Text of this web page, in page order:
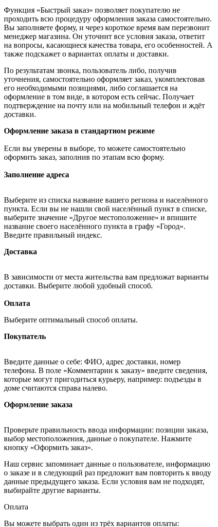
Функция «Быстрый заказ» позволяет покупателю не
проходить всю процедуру оформления заказа самостоятельно.
Вы заполняете форму, и через короткое время вам перезвонит
менеджер магазина. Он уточнит все условия заказа, ответит
на вопросы, касающиеся качества товара, его особенностей. А
также подскажет о вариантах оплаты и доставки.
По результатам звонка, пользователь либо, получив
уточнения, самостоятельно оформляет заказ, укомплектовав
его необходимыми позициями, либо соглашается на
оформление в том виде, в котором есть сейчас. Получает
подтверждение на почту или на мобильный телефон и ждёт
доставки.
Оформление заказа в стандартном режиме
Если вы уверены в выборе, то можете самостоятельно
оформить заказ, заполнив по этапам всю форму.
Заполнение адреса
Выберите из списка название вашего региона и населённого
пункта. Если вы не нашли свой населённый пункт в списке,
выберите значение «Другое местоположение» и впишите
название своего населённого пункта в графу «Город».
Введите правильный индекс.
Доставка
В зависимости от места жительства вам предложат варианты
доставки. Выберите любой удобный способ.
Оплата
Выберите оптимальный способ оплаты.
Покупатель
Введите данные о себе: ФИО, адрес доставки, номер
телефона. В поле «Комментарии к заказу» введите сведения,
которые могут пригодиться курьеру, например: подъезды в
доме считаются справа налево.
Оформление заказа
Проверьте правильность ввода информации: позиции заказа,
выбор местоположения, данные о покупателе. Нажмите
кнопку «Оформить заказ».
Наш сервис запоминает данные о пользователе, информацию
о заказе и в следующий раз предложит вам повторить к вводу
данные предыдущего заказа. Если условия вам не подходят,
выбирайте другие варианты.
Оплата
Вы можете выбрать один из трёх вариантов оплаты: